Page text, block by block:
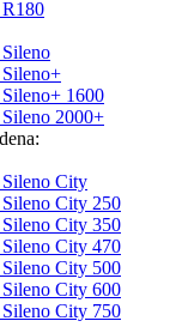
1600
2000+
Sileno City
Sileno City 250
Sileno City 350
Sileno City 470
Sileno City 500
Sileno City 600
Sileno City 750